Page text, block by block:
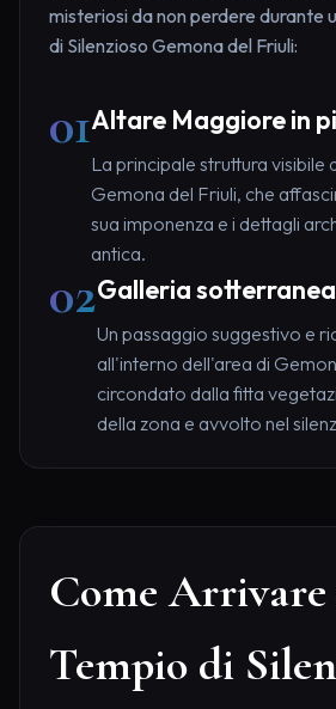
misteriosi da non perdere durante
di Silenzioso Gemona del Friuli:
01Altare Maggiore in
La principale struttura visibile
Gemona del Friuli, che
sua imponenza e i dettagli
antica.
02Galleria
Un passaggio suggestivo e
all'interno dell'area di
circondato dalla fitta
della zona e avvolto nel
Come Arrivare
Tempio di